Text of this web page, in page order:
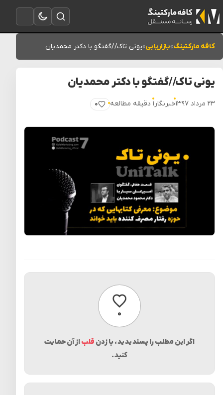
باز کردن منو
تغییر به حالت تاریک
باز کردن جستجو
کافه مارکتینگ»بازاریابی»یونی تاک//گفتگو با دکتر محمدیان
یونی تاک//گفتگو با دکتر محمدیان
۲۳ مرداد ۱۳۹۷ خبرنگار۱ دقیقه مطالعه ۰
پسندیدن
۰پسندیدن
اگر این مطلب را پسندیدید، با زدن قلباز آن حمایت
کنید.